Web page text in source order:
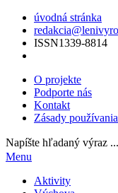
úvodná stránka
ISSN1339-8814
O projekte
Podporte nás
Kontakt
Zásady
Napíšte hľadaný výraz ...
Menu
Aktivity